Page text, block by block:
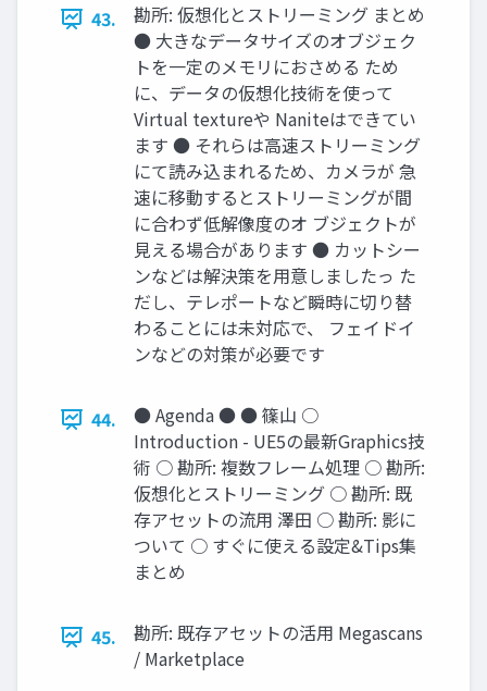
43.
勘所: 仮想化とストリーミング まとめ
● 大きなデータサイズのオブジェク
トを一定のメモリにおさめる ため
に、データの仮想化技術を使って
Virtual textureや Naniteはできてい
ます ● それらは高速ストリーミング
にて読み込まれるため、カメラが 急
速に移動するとストリーミングが間
に合わず低解像度のオ ブジェクトが
見える場合があります ● カットシー
ンなどは解決策を用意しましたっ た
だし、テレポートなど瞬時に切り替
わることには未対応で、 フェイドイ
ンなどの対策が必要です
44.
● Agenda ● ● 篠山 ○
Introduction - UE5の最新Graphics技
術 ○ 勘所: 複数フレーム処理 ○ 勘所:
仮想化とストリーミング ○ 勘所: 既
存アセットの流用 澤田 ○ 勘所: 影に
ついて ○ すぐに使える設定&Tips集
まとめ
45.
勘所: 既存アセットの活用 Megascans
/ Marketplace